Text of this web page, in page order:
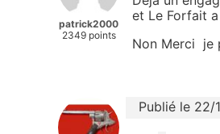
patrick2000
2349 points
et Le Forfait
Non Merci je
Publié le 22/